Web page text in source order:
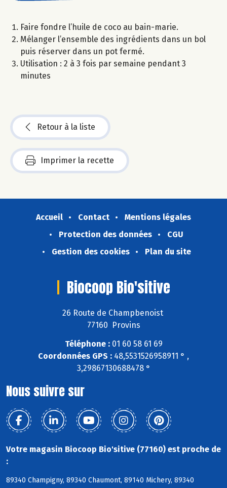
Faire fondre l’huile de coco au bain-marie.
Mélanger l’ensemble des ingrédients dans un bol
puis réserver dans un pot fermé.
Utilisation : 2 à 3 fois par semaine pendant 3
minutes
Retour à la liste
Imprimer la recette
Accueil Contact
Mentions légales
Protection des données
CGU
Gestion des cookies
Plan du site
Biocoop Bio'sitive
26 Route de Champbenoist
77160 Provins
Téléphone :01 60 58 61 69
Coordonnées GPS : 48,5531526958911 ° ,
3,29867130688478 °
Nous suivre sur
Votre magasin Biocoop Bio'sitive (77160) est proche de
:
89340 Champigny, 89340 Chaumont, 89140 Michery, 89340